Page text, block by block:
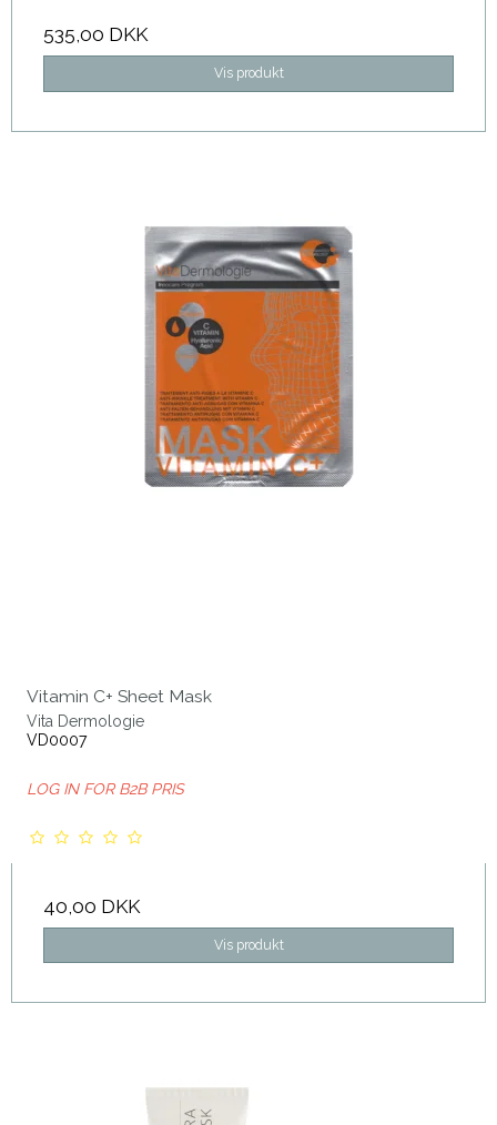
535,00 DKK
Vis produkt
Vitamin C+ Sheet Mask
Vita Dermologie
VD0007
LOG IN FOR B2B PRIS
40,00 DKK
Vis produkt